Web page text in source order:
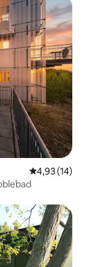
4,93 ud af 5
4,93 (14)